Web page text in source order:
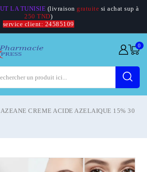
LA TUNISIE (livraison gratuite si achat sup à
250 TND)
service client: 24585109
0
AZEANE CREME ACIDE AZELAIQUE 15% 30